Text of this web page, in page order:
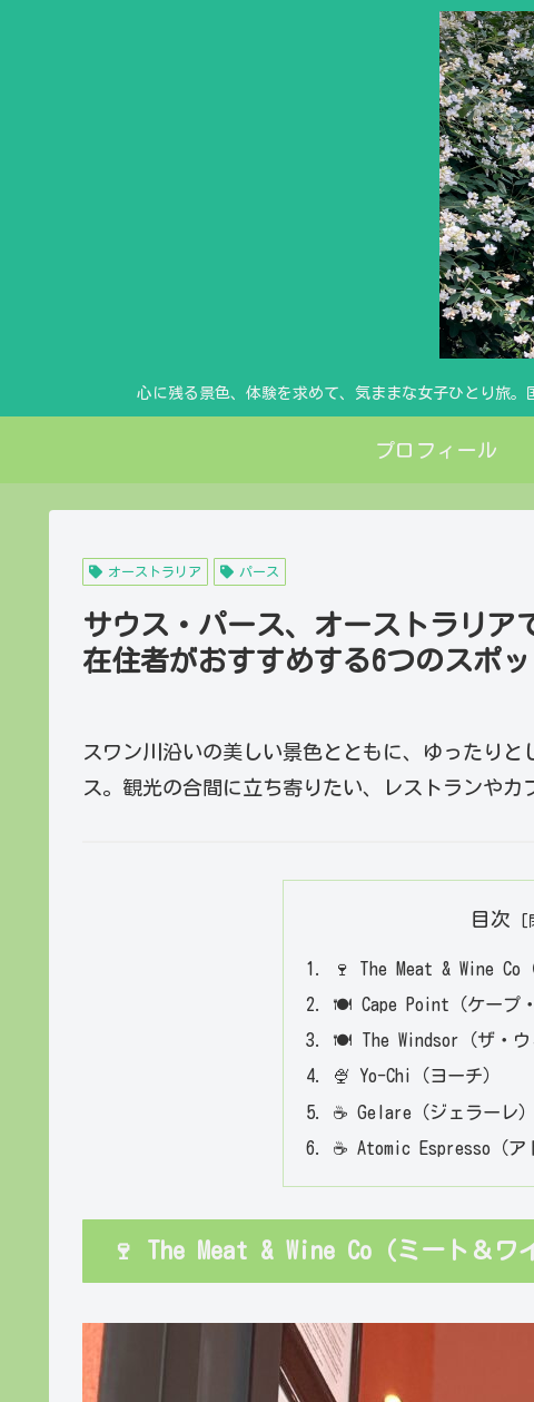
心に残る景色、体験を求めて、気ままな女子ひとり旅
プロフィール
オーストラリア パース
サウス・パース、オーストラリ
在住者がおすすめする6つのスポッ
スワン川沿いの美しい景色とともに、ゆったり
ス。観光の合間に立ち寄りたい、レストランやカ
目次
🍷 The Meat & Wine Co
🍽 Cape Point（ケープ・
🍽 The Windsor（ザ・ウ
🍨 Yo-Chi（ヨーチ）
☕ Gelare（ジェラーレ）
☕ Atomic Espresso（ア
🍷 The Meat & Wine Co（ミート＆ワ